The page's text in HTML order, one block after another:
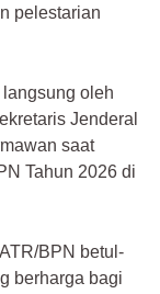
pelestarian
oleh
Jenderal
saat
Tahun 2026 di
BPN betul-
berharga bagi